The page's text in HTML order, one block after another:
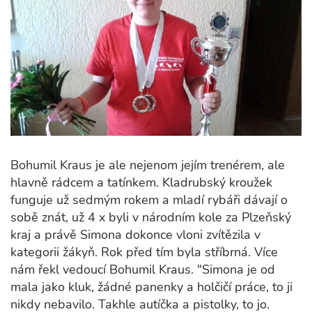
Bohumil Kraus je ale nejenom jejím trenérem, ale
hlavně rádcem a tatínkem. Kladrubský kroužek
funguje už sedmým rokem a mladí rybáři dávají o
sobě znát, už 4 x byli v národním kole za Plzeňský
kraj a právě Simona dokonce vloni zvítězila v
kategorii žákyň. Rok před tím byla stříbrná. Více
nám řekl vedoucí Bohumil Kraus. "Simona je od
mala jako kluk, žádné panenky a holčičí práce, to ji
nikdy nebavilo. Takhle autíčka a pistolky, to jo.